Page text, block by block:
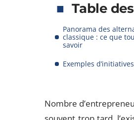
Table
Panorama des
classique : ce que
savoir
Exemples
Nombre